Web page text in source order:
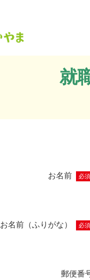
就
お名前 必須
お名前（ふりがな） 必須
郵便番